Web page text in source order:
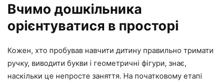
Вчимо дошкільника
орієнтуватися в просторі
Кожен, хто пробував навчити дитину правильно тримати
ручку, виводити букви і геометричні фігури, знає,
наскільки це непросте заняття. На початковому етапі